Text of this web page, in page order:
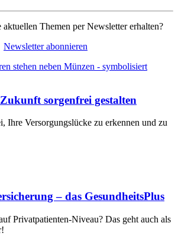
aktuellen Themen per Newsletter erhalten?
Newsletter abonnieren
sorgenfrei gestalten
Ihre Versorgungslücke zu erkennen und zu
– das GesundheitsPlus
Privatpatienten-Niveau? Das geht auch als